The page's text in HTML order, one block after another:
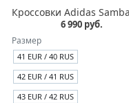
6 990 руб.
Размер
41 EUR / 40 RUS
42 EUR / 41 RUS
43 EUR / 42 RUS